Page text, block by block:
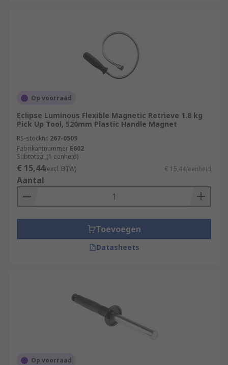
Op voorraad
Eclipse Luminous Flexible Magnetic Retrieve 1.8 kg
Pick Up Tool, 520mm Plastic Handle Magnet
RS-stocknr. 267-0509
Fabrikantnummer E602
Subtotaal (1 eenheid)
€ 15,44(excl. BTW) € 15,44/eenheid
Aantal
Toevoegen
Datasheets
Op voorraad